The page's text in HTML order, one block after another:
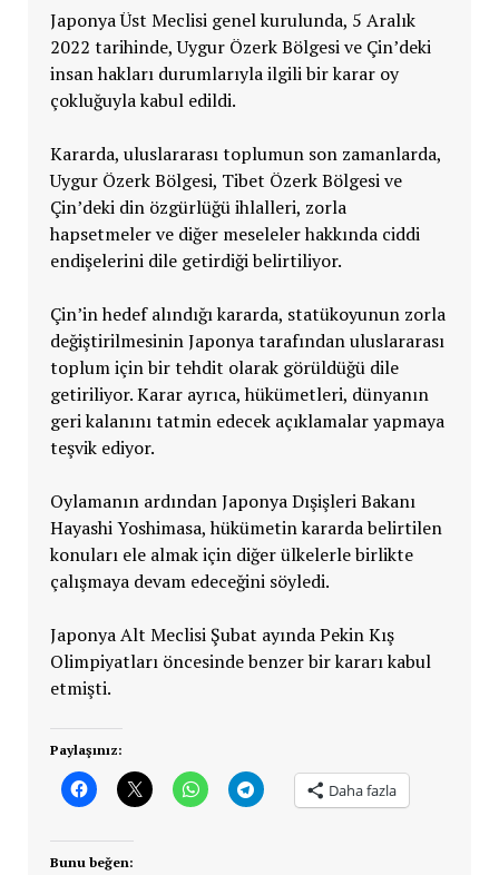
Japonya Üst Meclisi genel kurulunda, 5 Aralık
2022 tarihinde, Uygur Özerk Bölgesi ve Çin’deki
insan hakları durumlarıyla ilgili bir karar oy
çokluğuyla kabul edildi.
Kararda, uluslararası toplumun son zamanlarda,
Uygur Özerk Bölgesi, Tibet Özerk Bölgesi ve
Çin’deki din özgürlüğü ihlalleri, zorla
hapsetmeler ve diğer meseleler hakkında ciddi
endişelerini dile getirdiği belirtiliyor.
Çin’in hedef alındığı kararda, statükoyunun zorla
değiştirilmesinin Japonya tarafından uluslararası
toplum için bir tehdit olarak görüldüğü dile
getiriliyor. Karar ayrıca, hükümetleri, dünyanın
geri kalanını tatmin edecek açıklamalar yapmaya
teşvik ediyor.
Oylamanın ardından Japonya Dışişleri Bakanı
Hayashi Yoshimasa, hükümetin kararda belirtilen
konuları ele almak için diğer ülkelerle birlikte
çalışmaya devam edeceğini söyledi.
Japonya Alt Meclisi Şubat ayında Pekin Kış
Olimpiyatları öncesinde benzer bir kararı kabul
etmişti.
Paylaşınız:
Daha fazla
Bunu beğen: